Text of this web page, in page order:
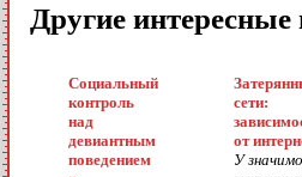
Другие
Социальный
контроль
над
девиантным
поведением
сети:
от
У